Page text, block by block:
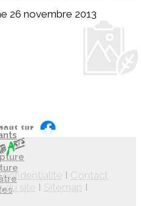
26 novembre 2013
I Contact
du site I Sitemap I